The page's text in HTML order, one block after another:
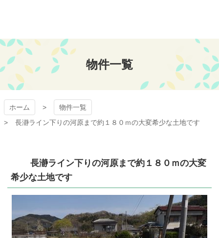
ツ
文
プ
おちあい不動産
物件一覧
ホーム
物件一覧
長瀞ライン下りの河原まで約１８０ｍの大変希少な土地です
長瀞ライン下りの河原まで約１８０ｍの大変
希少な土地です